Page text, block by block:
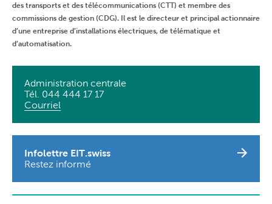
des transports et des télécommunications (CTT) et membre des
commissions de gestion (CDG). Il est le directeur et principal actionnaire
d’une entreprise d’installations électriques, de télématique et
d’automatisation.
Administration centrale
Tél. 044 444 17 17
Courriel
Infolettre EIT.swiss
Restez informé